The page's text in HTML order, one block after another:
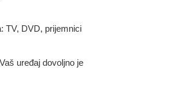
TV, DVD, prijemnici
uređaj dovoljno je